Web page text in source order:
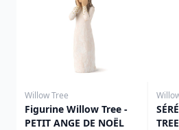
Willow Tree
Figurine Willow Tree -
PETIT ANGE DE NOËL
TREE